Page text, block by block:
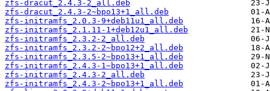
zfs-dracut_2.4.3-2_all.deb
zfs-dracut_2.4.3-2~bpo13+1_all.deb
zfs-initramfs_2.0.3-9+deb11u1_all.deb
zfs-initramfs_2.1.11-1+deb12u1_all.deb
zfs-initramfs_2.3.2-2_all.deb
zfs-initramfs_2.3.2-2~bpo12+2_all.deb
zfs-initramfs_2.3.5-2~bpo13+1_all.deb
zfs-initramfs_2.4.3-1~bpo13+1_all.deb
zfs-initramfs_2.4.3-2_all.deb
zfs-initramfs_2.4.3-2~bpo13+1_all.deb